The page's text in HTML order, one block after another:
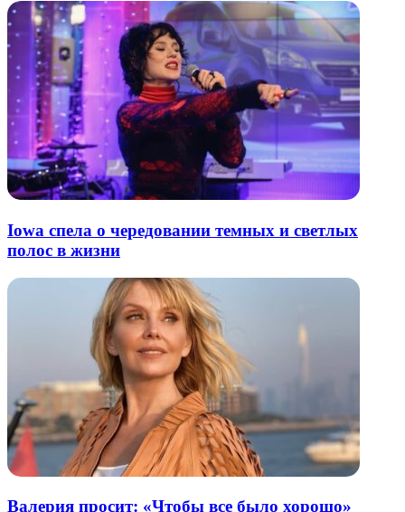
Iowa спела о чередовании темных и светлых
полос в жизни
Валерия просит: «Чтобы все было хорошо»